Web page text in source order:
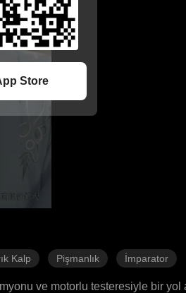
Store
Kalp Pişmanlık İmparator
ve motorlu testeresiyle bir yol